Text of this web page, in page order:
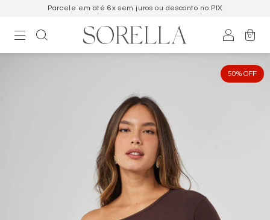
Frete Grátis acima de
0
50% OFF